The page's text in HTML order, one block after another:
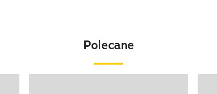
Polecane